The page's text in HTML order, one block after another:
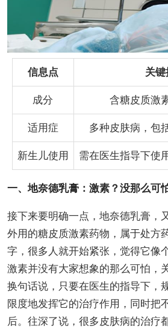
信息点 关
成分 含糖皮质激
适用症 多种皮肤病，包
新生儿使用 需在医生指导下使
一、地奈德乳膏：激素？没那么可
接下来要明确一点，地奈德乳膏，
外用的糖皮质激素药物，属于处方
字，很多人就开始紧张，觉得它像
激素并没有大家想象的那么可怕，
换句话说，只要在医生的指导下，
限度地发挥它的治疗作用，同时把
后。往深了说，很多皮肤病的治疗